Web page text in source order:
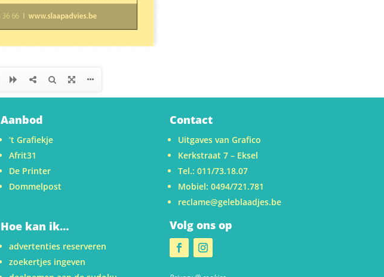
Aanbod
’t Grafiekje
Afrit31
De Printer
Dommelpost
Hoe kan ik…
advertenties reserveren
zoekertjes ingeven
Contact
Uitgaves van Grafico
Kerkstraat 7 – Eksel
Tel.: 011/73.18.07
Mobiel: 0494/721.781
reclame@geleblaadjes.be
Volg ons op